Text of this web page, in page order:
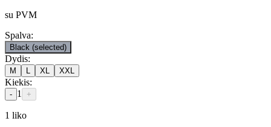
su PVM
Spalva:
Black (selected)
Dydis:
M XL XXL
Kiekis:
- 1 +
1 liko